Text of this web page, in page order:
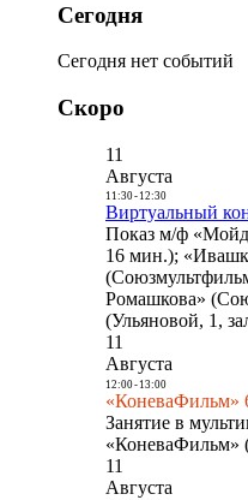
Сегодня
Сегодня нет событий
Скоро
11
Августа
11:30- 12:30
Виртуальный
Показ м/ф
16 мин.);
Ромашкова»
(Ульяновой, 1,
11
Августа
12:00- 13:00
«КоневаФильм»
Занятие в
«КоневаФильм»
11
Августа